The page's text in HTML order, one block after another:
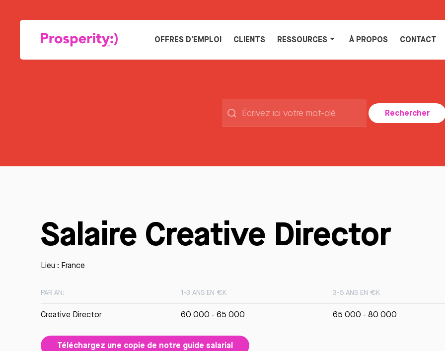
OFFRES D’EMPLOI CLIENTS RESSOURCES À PROPOS CONTACT
Rechercher
Salaire Creative Director
Lieu : France
PAR AN: 1-3 ANS EN €K 3-5 ANS EN €K
Creative Director 60 000 - 65 000 65 000 - 80 000
Téléchargez une copie de notre guide salarial